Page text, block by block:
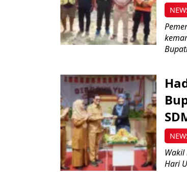
Wakil
Hari